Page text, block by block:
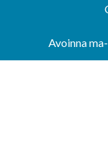
Avoinna